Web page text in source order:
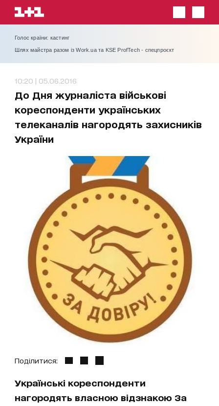
Голос країни: кастинг
Шлях майстра разом із Work.ua та KSE ProfTech - спецпроєкт
10:20 | 05.06.2016
До Дня журналіста військові
кореспонденти українських
телеканалів нагородять захисників
України
Поділитися:
Українські кореспонденти
нагородять власною відзнакою За